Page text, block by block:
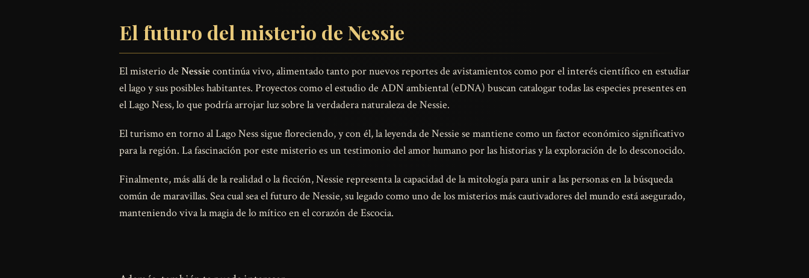
El futuro del misterio de Nessie
El misterio de Nessiecontinúa vivo, alimentado tanto por nuevos reportes de avistamientos como por el interés científico en estudiar
el lago y sus posibles habitantes. Proyectos como el estudio de ADN ambiental (eDNA) buscan catalogar todas las especies presentes en
el Lago Ness, lo que podría arrojar luz sobre la verdadera naturaleza de Nessie.
El turismo en torno al Lago Ness sigue floreciendo, y con él, la leyenda de Nessie se mantiene como un factor económico significativo
para la región. La fascinación por este misterio es un testimonio del amor humano por las historias y la exploración de lo desconocido.
Finalmente, más allá de la realidad o la ficción, Nessie representa la capacidad de la mitología para unir a las personas en la búsqueda
común de maravillas. Sea cual sea el futuro de Nessie, su legado como uno de los misterios más cautivadores del mundo está asegurado,
manteniendo viva la magia de lo mítico en el corazón de Escocia.